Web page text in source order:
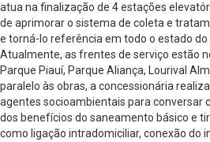
atua na finalização de 4 estações
de aprimorar o sistema de coleta e
e torná-lo referência em todo o estado do
Atualmente, as frentes de serviço estão
Parque Piauí, Parque Aliança, Lourival
paralelo às obras, a concessionária
agentes socioambientais para conversar
dos benefícios do saneamento básico e
como ligação intradomiciliar, conexão do